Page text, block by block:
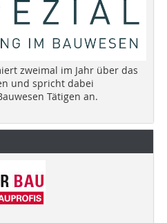
zweimal im Jahr über das
und spricht dabei
Tätigen an.